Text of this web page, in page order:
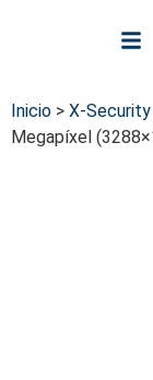
Inicio > X-Security
Megapíxel